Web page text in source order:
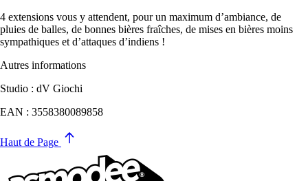
4 extensions vous y attendent, pour un maximum d’ambiance, de
pluies de balles, de bonnes bières fraîches, de mises en bières moins
sympathiques et d’attaques d’indiens !
Autres informations
Studio : dV Giochi
EAN : 3558380089858
Haut de Page